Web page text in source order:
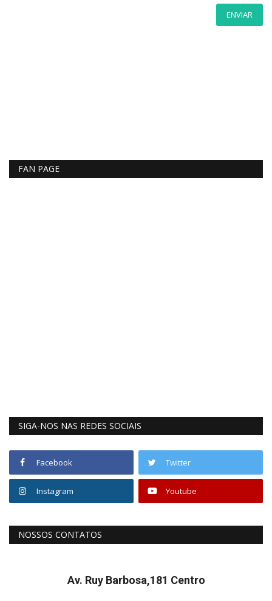
ENVIAR
FAN PAGE
SIGA-NOS NAS REDES SOCIAIS
Facebook Twitter
Instagram Youtube
NOSSOS CONTATOS
Av. Ruy Barbosa,181 Centro